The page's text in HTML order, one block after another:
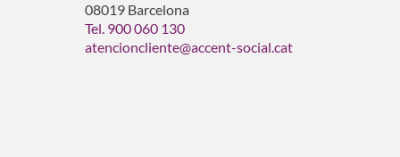
08019 Barcelona
Tel. 900 060 130
atencioncliente@accent-social.cat